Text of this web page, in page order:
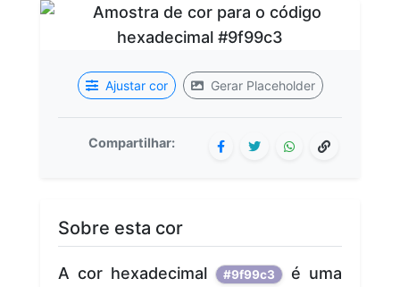
Ajustar cor Gerar Placeholder
Compartilhar:
Sobre esta cor
A cor hexadecimal #9f99c3
é uma